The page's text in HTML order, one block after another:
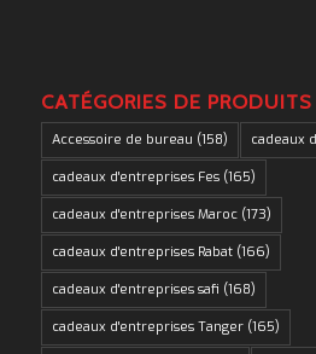
CATÉGORIES DE PRODUITS
Accessoire de bureau (158) cadeaux
cadeaux d'entreprises Fes(165)
cadeaux d'entreprises Maroc(173)
cadeaux d'entreprises Rabat(166)
cadeaux d'entreprises safi (168)
cadeaux d'entreprises Tanger(165)